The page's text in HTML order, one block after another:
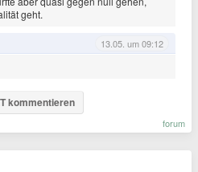
geht.
13.05. um 09:12
kommentieren
forum